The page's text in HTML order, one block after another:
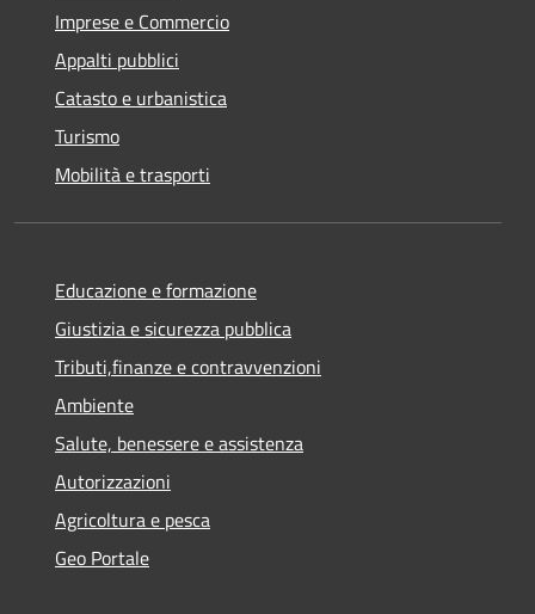
Imprese e Commercio
Appalti pubblici
Catasto e urbanistica
Turismo
Mobilità e trasporti
Educazione e formazione
Giustizia e sicurezza pubblica
Tributi,finanze e contravvenzioni
Ambiente
Salute, benessere e assistenza
Autorizzazioni
Agricoltura e pesca
Geo Portale